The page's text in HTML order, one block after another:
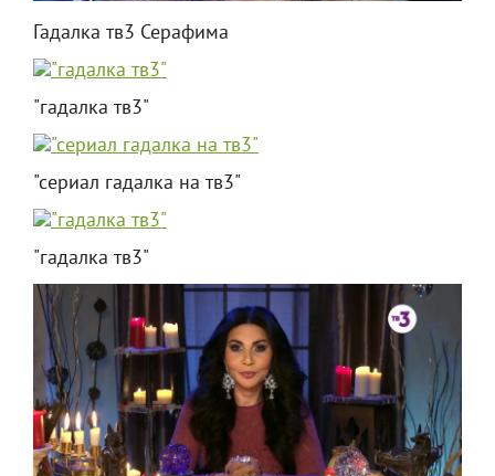
Гадалка тв3 Серафима
"гадалка тв3"
"сериал гадалка на тв3"
"гадалка тв3"